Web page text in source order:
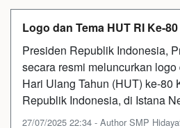
Logo dan Tema HUT RI Ke-
Presiden Republik Indonesia,
secara resmi meluncurkan
Hari Ulang Tahun (HUT) ke-80
Republik Indonesia, di Istana
27/07/2025 22:34 - Author SMP